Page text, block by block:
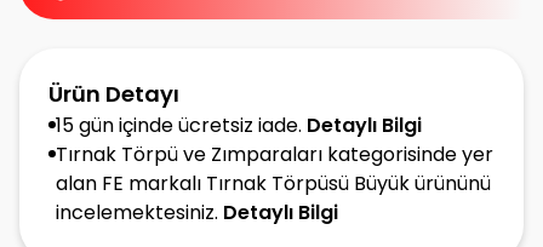
Ürün Detayı
15 gün içinde ücretsiz iade. Detaylı Bilgi
Tırnak Törpü ve Zımparaları kategorisinde yer
alan FE markalı Tırnak Törpüsü Büyük ürününü
incelemektesiniz. Detaylı Bilgi